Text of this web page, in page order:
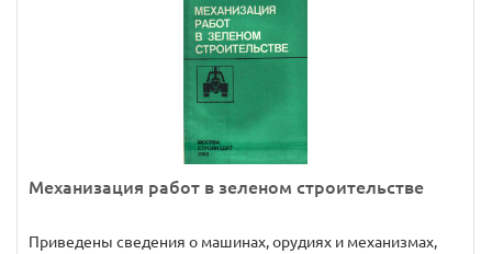
Механизация работ в зеленом строительстве
Приведены сведения о машинах, орудиях и механизмах,